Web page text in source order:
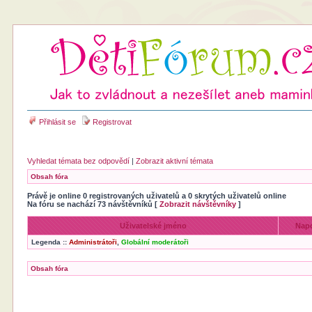
Přihlásit se Registrovat
Vyhledat témata bez odpovědí |Zobrazit aktivní témata
Obsah fóra
Právě je online 0 registrovaných uživatelů a 0 skrytých uživatelů online
Na fóru se nachází 73 návštěvníků [Zobrazit návštěvníky ]
Uživatelské jméno
Legenda ::Administrátoři ,Globální moderátoři
Obsah fóra